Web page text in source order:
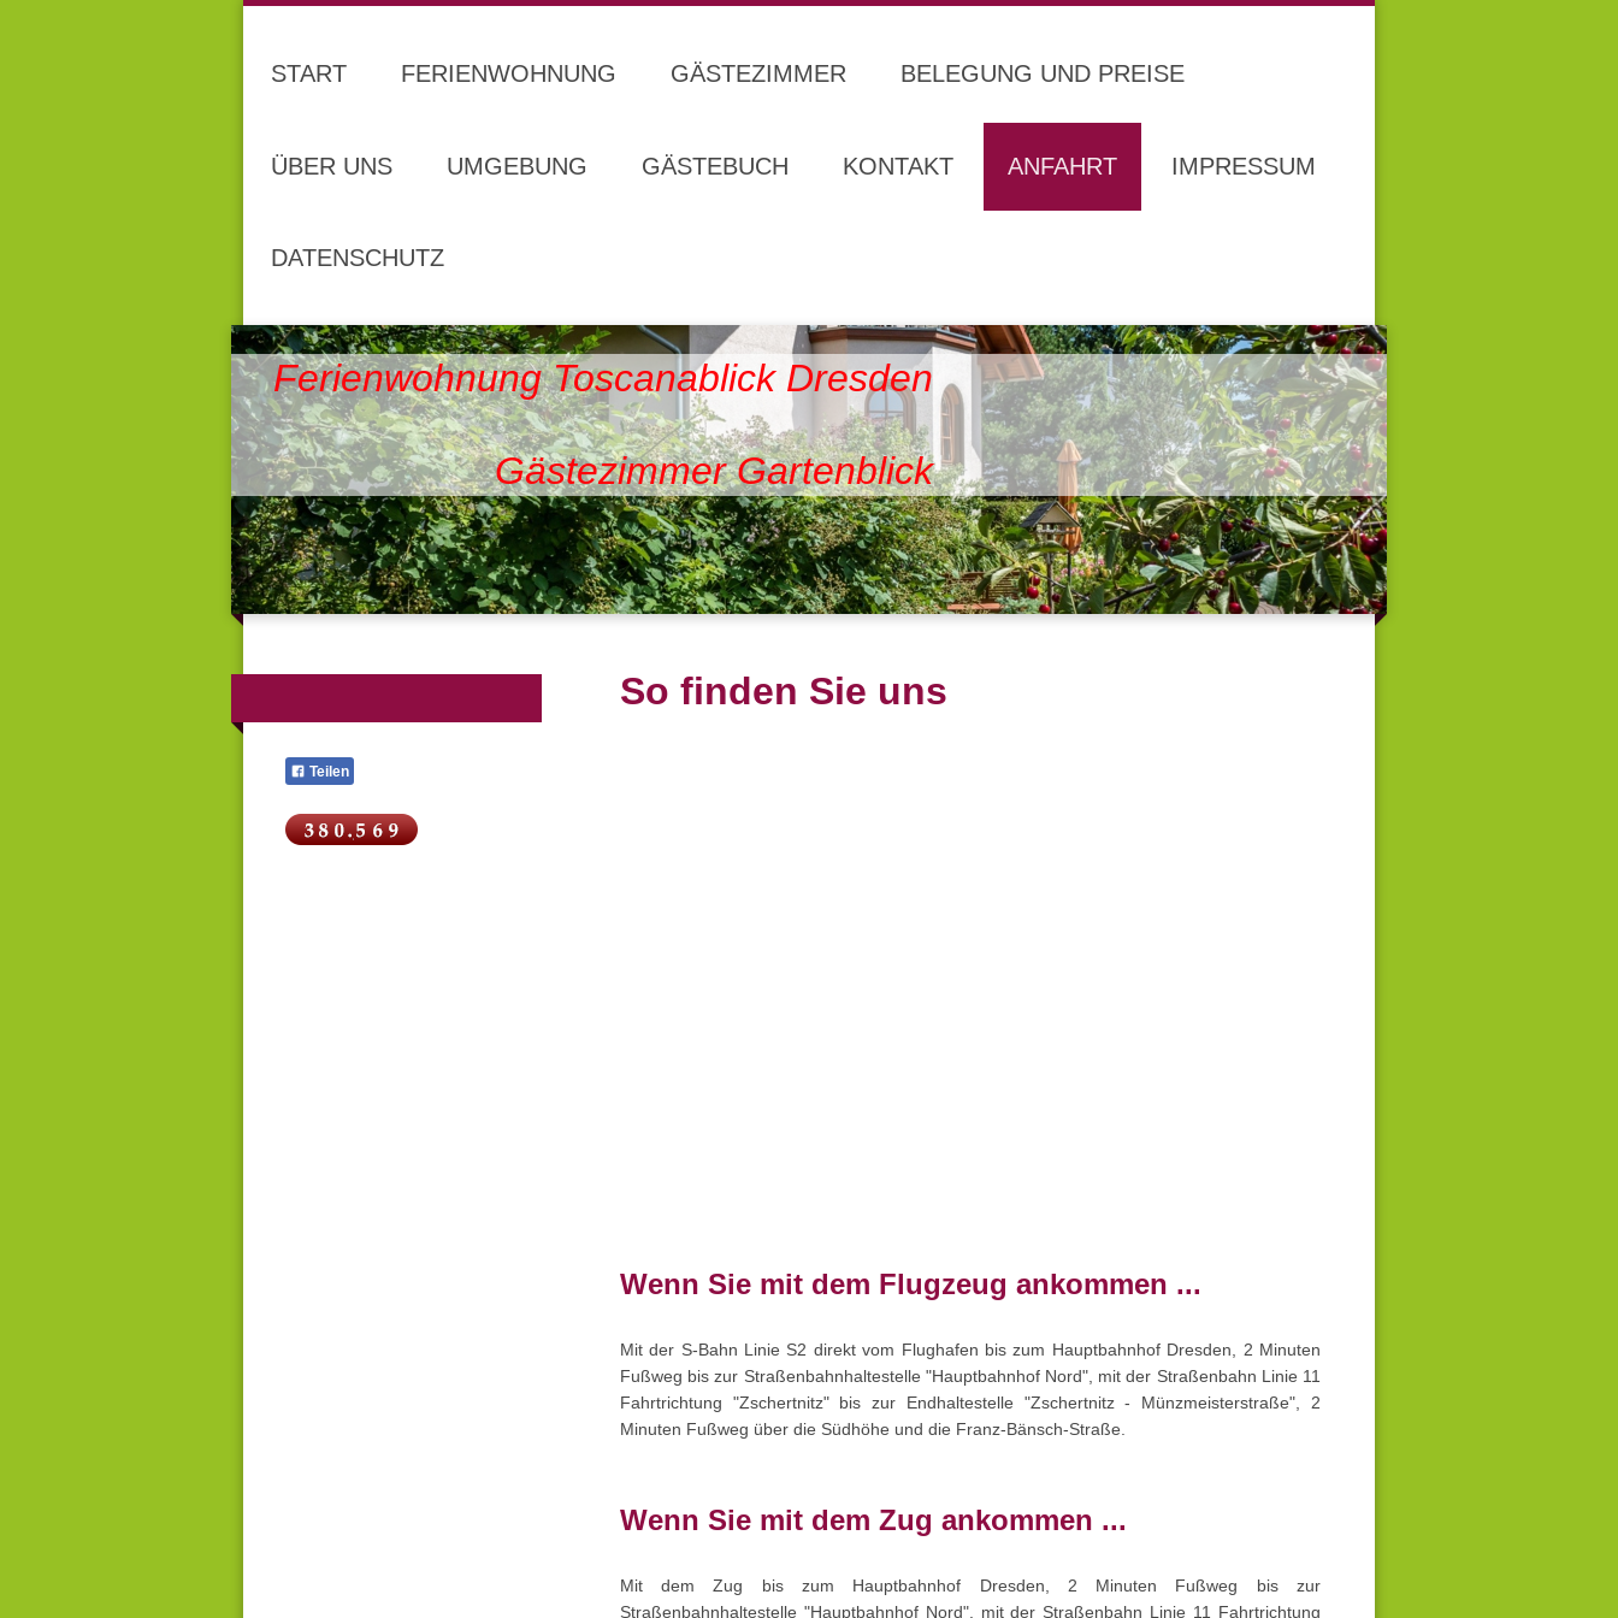
START FERIENWOHNUNG GÄSTEZIMMER BELEGUNG UND PREISE
ÜBER UNS UMGEBUNG GÄSTEBUCH KONTAKT ANFAHRT IMPRESSUM
DATENSCHUTZ
Ferienwohnung Toscanablick Dresden
Gästezimmer Gartenblick
So finden Sie uns
Wenn Sie mit dem Flugzeug ankommen ...
Mit der S-Bahn Linie S2 direkt vom Flughafen bis zum Hauptbahnhof Dresden, 2 Minuten
Fußweg bis zur Straßenbahnhaltestelle "Hauptbahnhof Nord", mit der Straßenbahn Linie 11
Fahrtrichtung "Zschertnitz" bis zur Endhaltestelle "Zschertnitz - Münzmeisterstraße", 2
Minuten Fußweg über die Südhöhe und die Franz-Bänsch-Straße.
Wenn Sie mit dem Zug ankommen ...
Mit dem Zug bis zum Hauptbahnhof Dresden, 2 Minuten Fußweg bis zur
Straßenbahnhaltestelle "Hauptbahnhof Nord", mit der Straßenbahn Linie 11 Fahrtrichtung
Teilen